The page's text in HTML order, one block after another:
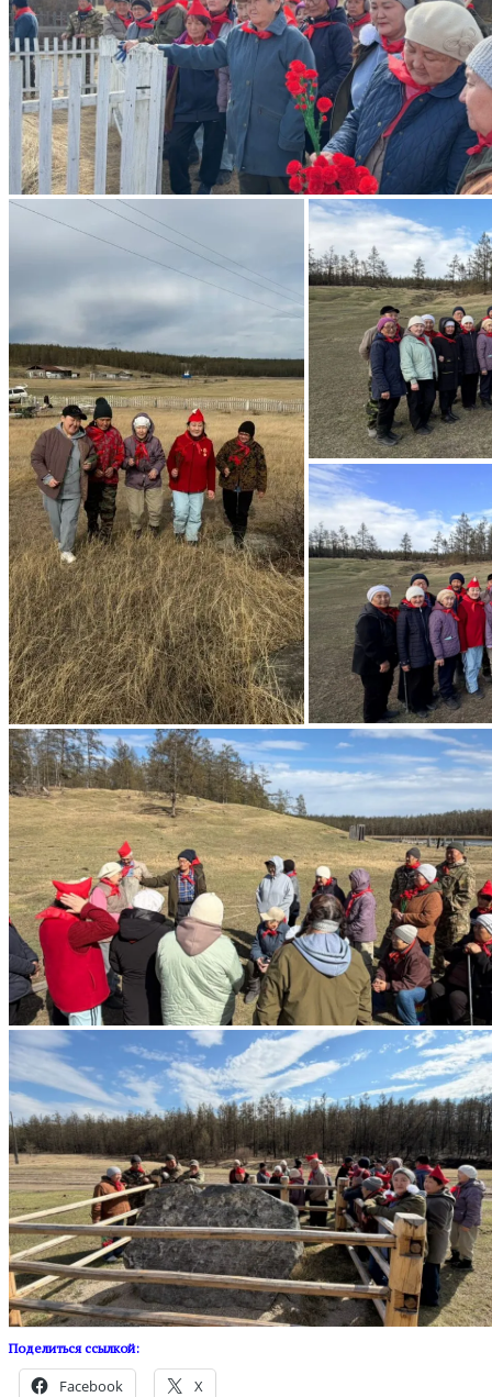
Поделиться ссылкой:
Facebook X